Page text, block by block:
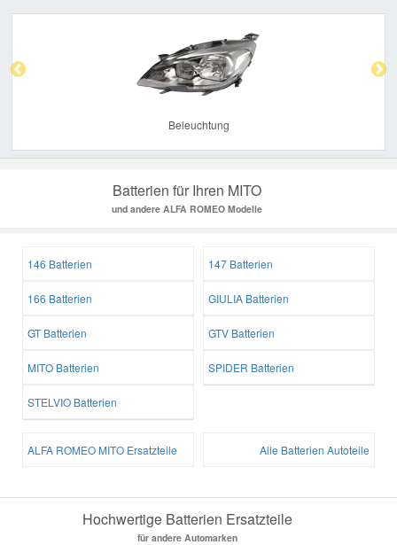
Beleuchtung
Batterien für Ihren MITO
und andere ALFA ROMEO Modelle
146 Batterien 147 Batterien
166 Batterien GIULIA Batterien
GT Batterien GTV Batterien
MITO Batterien SPIDER Batterien
STELVIO Batterien
ALFA ROMEO MITO Ersatzteile Alle Batterien Autoteile
Hochwertige Batterien Ersatzteile
für andere Automarken